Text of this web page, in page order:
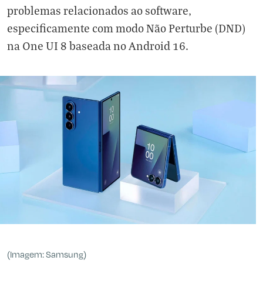
problemas relacionados ao software,
especificamente com modo Não Perturbe (DND)
na One UI 8 baseada no Android 16.
(Imagem: Samsung)